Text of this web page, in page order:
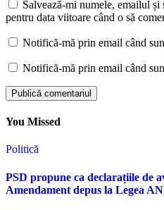
Salvează-mi numele, emailul
pentru data viitoare când o să
Notifică-mă prin email când
Notifică-mă prin email când
You Missed
Politică
PSD propune ca declarațiile de
Amendament depus la Legea